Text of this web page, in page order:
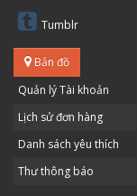
Tumblr
Bản đồ
Quản lý Tài khoản
Lịch sử đơn hàng
Danh sách yêu thích
Thư thông báo